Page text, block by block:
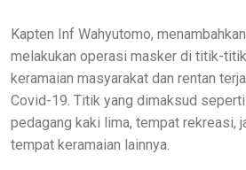
Kapten Inf Wahyutomo,
melakukan operasi masker di titik-
keramaian masyarakat dan rentan
Covid-19. Titik yang dimaksud
pedagang kaki lima, tempat rekreasi,
tempat keramaian lainnya.